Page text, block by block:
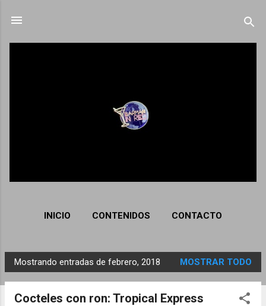
INICIO CONTENIDOS CONTACTO
E
n
Mostrando entradas de febrero, 2018 MOSTRAR TODO
Cocteles con ron: Tropical Express